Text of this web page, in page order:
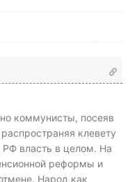
коммунисты, посеяв
клевету
власть в целом. На
реформы и
Народ как